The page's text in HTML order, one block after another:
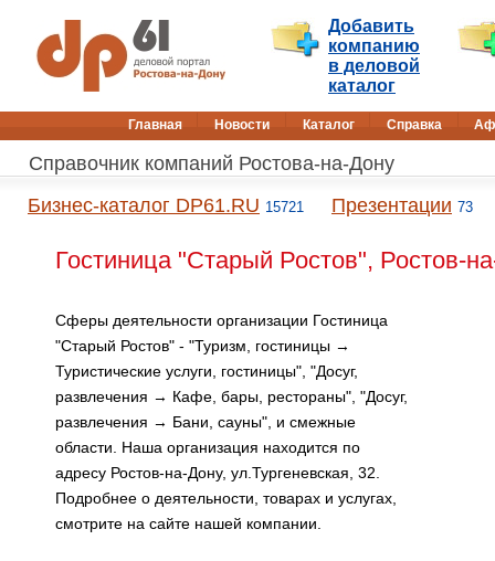
Добавить
компанию
в деловой
каталог
Главная Новости Каталог Справка
Справочник компаний Ростова-на-Дону
Бизнес-каталог DP61.RU 15721 Презентации 73
Гостиница "Старый Ростов", Ростов-
Сферы деятельности организации Гостиница
"Старый Ростов" - "Туризм, гостиницы →
Туристические услуги, гостиницы", "Досуг,
развлечения → Кафе, бары, рестораны", "Досуг,
развлечения → Бани, сауны", и смежные
области. Наша организация находится по
адресу Ростов-на-Дону, ул.Тургеневская, 32.
Подробнее о деятельности, товарах и услугах,
смотрите на сайте нашей компании.